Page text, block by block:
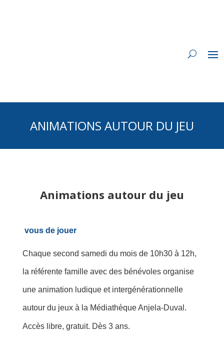
ANIMATIONS AUTOUR DU JEU
Animations autour du jeu
vous de jouer
Chaque second samedi du mois de 10h30 à 12h,
la référente famille avec des bénévoles organise
une animation ludique et intergénérationnelle
autour du jeux à la Médiathèque Anjela-Duval.
Accès libre, gratuit. Dès 3 ans.